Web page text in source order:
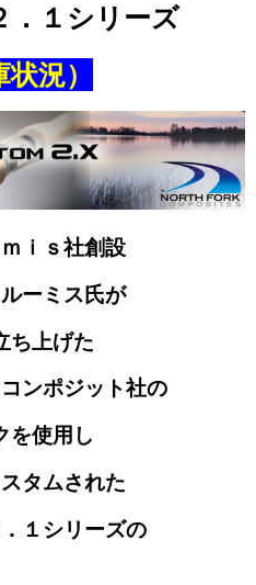
．１シリーズ
状況）
ｉｓ社創設
ーミス氏が
ち上げた
ンポジット社の
を使用し
タムされた
１シリーズの